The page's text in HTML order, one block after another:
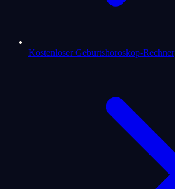
Kostenloser Geburtshoroskop-Rechner